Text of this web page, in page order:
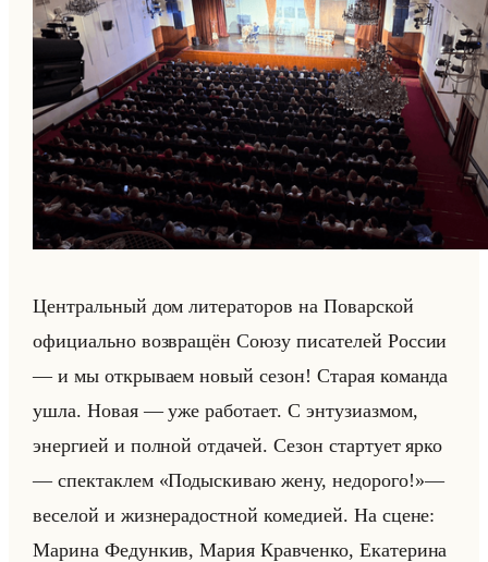
Цен­тральный дом ли­те­ра­то­ров на По­вар­ской
офи­ци­ально воз­вра­щён Союзу пи­са­те­лей Рос­сии
— и мы от­кры­ва­ем новый сезон! Ста­рая ко­ман­да
ушла. Новая — уже ра­бо­та­ет. С эн­ту­зи­аз­мом,
энер­ги­ей и пол­ной от­да­чей. Сезон стар­ту­ет ярко
— спек­так­лем «Подыскиваю жену, недорого!»—
ве­се­лой и жиз­не­ра­дост­ной ко­ме­ди­ей. На сцене:
Ма­ри­на Фе­дун­кив, Мария Кра­вчен­ко, Ека­те­ри­на